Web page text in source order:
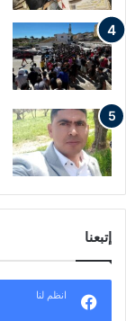
إتبعنا
انظم لنا